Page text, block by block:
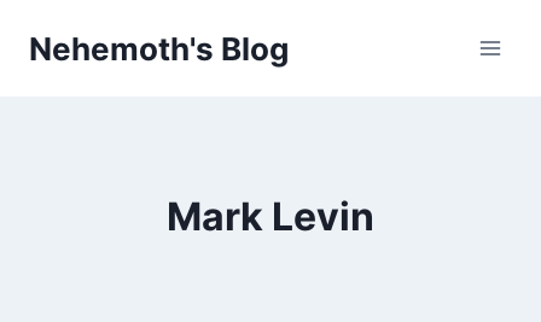
Nehemoth's Blog
Mark Levin